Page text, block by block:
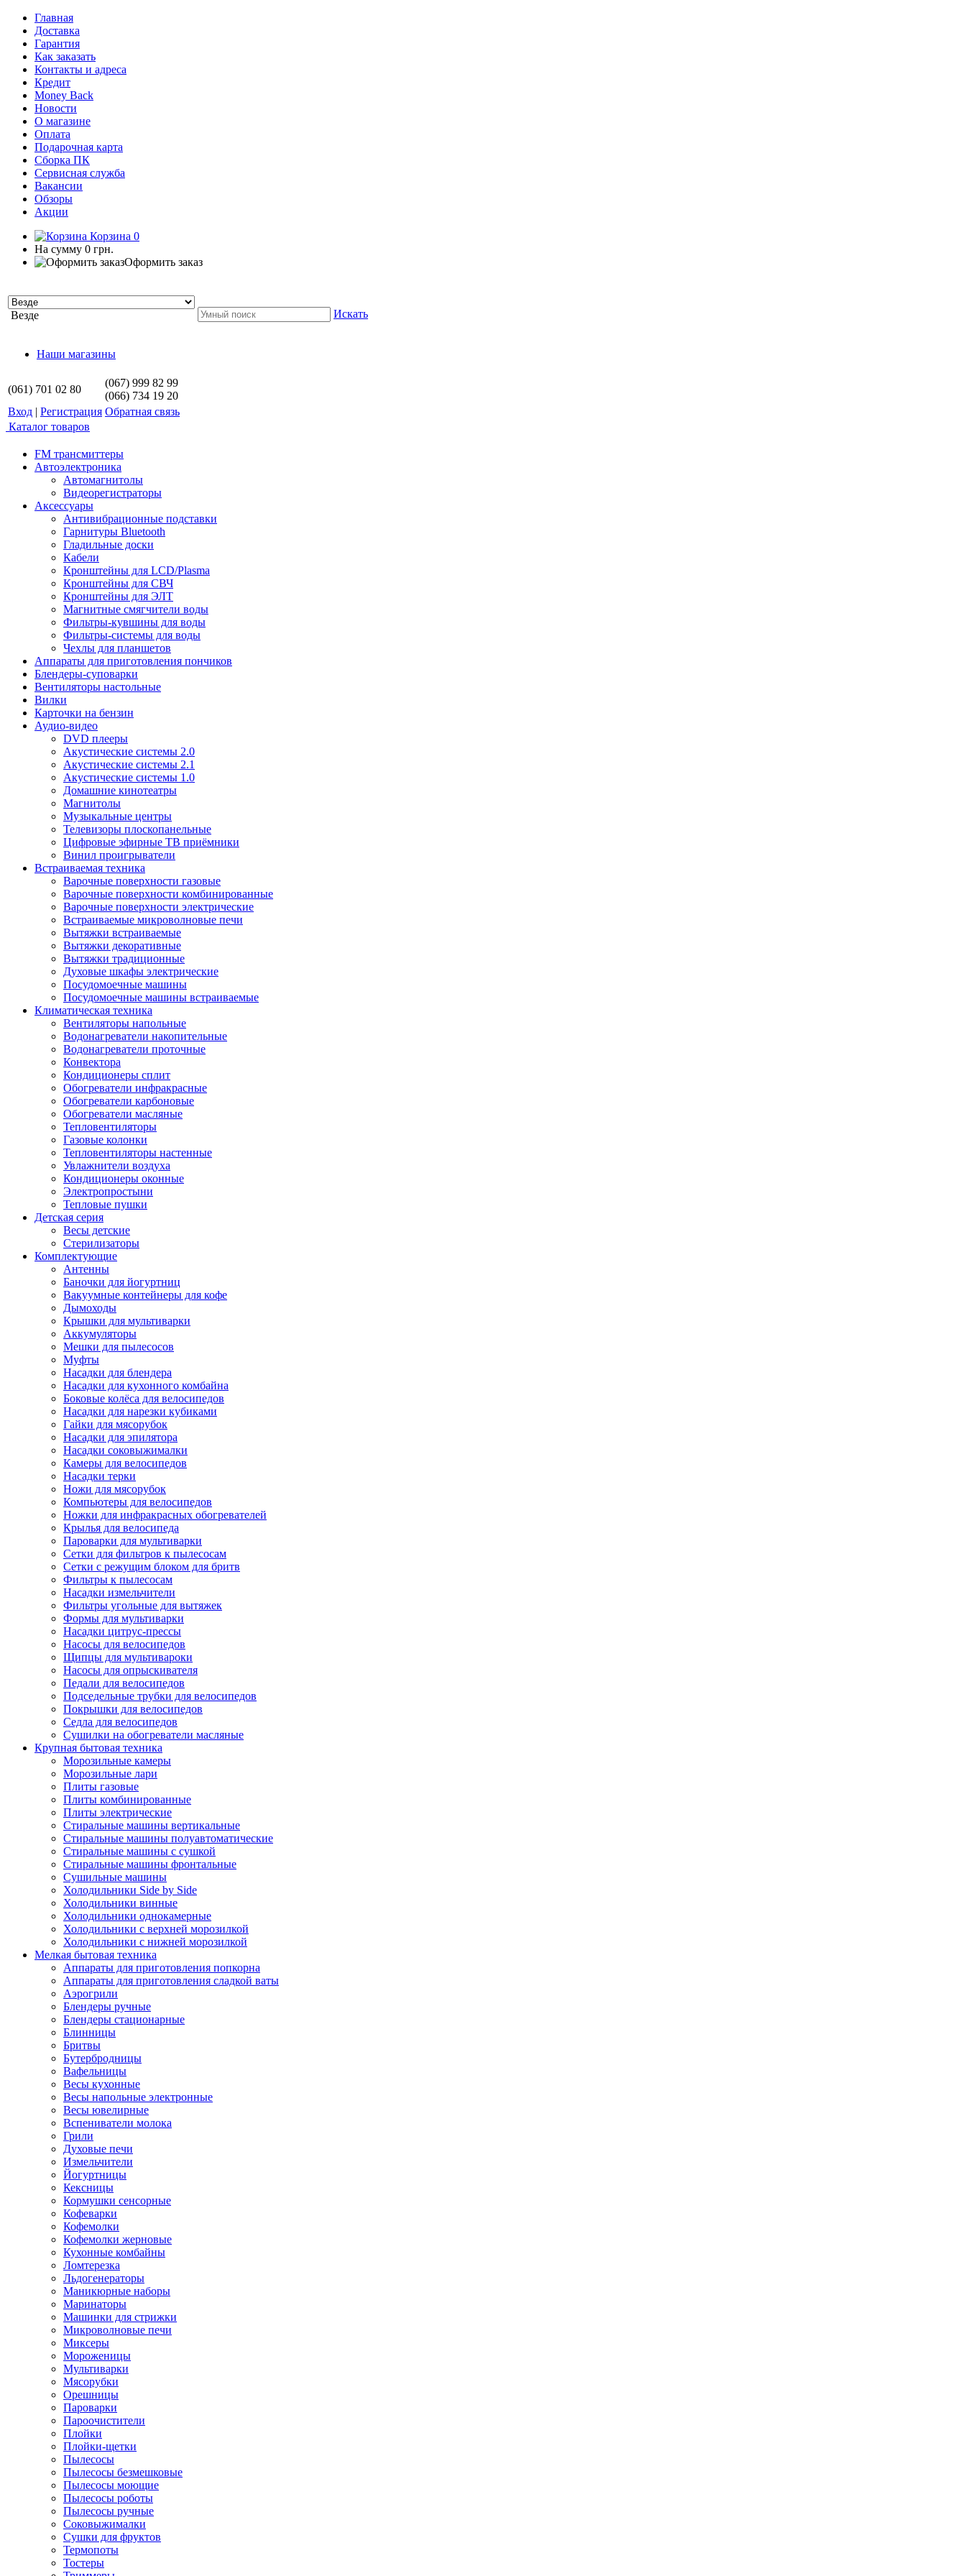
Главная
Доставка
Гарантия
Как заказать
Контакты и адреса
Кредит
Money Back
Новости
О магазине
Оплата
Подарочная карта
Сборка ПК
Сервисная служба
Вакансии
Обзоры
Акции
Корзина 0
На сумму 0 грн.
Оформить заказ
Везде Искать
Наши магазины
(061) 701 02 80
(067) 999 82 99
(066) 734 19 20
Вход | Регистрация Обратная связь
Каталог товаров
FM трансмиттеры
Автоэлектроника
Автомагнитолы
Видеорегистраторы
Аксессуары
Антивибрационные подставки
Гарнитуры Bluetooth
Гладильные доски
Кабели
Кронштейны для LCD/Plasma
Кронштейны для СВЧ
Кронштейны для ЭЛТ
Магнитные смягчители воды
Фильтры-кувшины для воды
Фильтры-системы для воды
Чехлы для планшетов
Аппараты для приготовления пончиков
Блендеры-суповарки
Вентиляторы настольные
Вилки
Карточки на бензин
Аудио-видео
DVD плееры
Акустические системы 2.0
Акустические системы 2.1
Акустические системы 1.0
Домашние кинотеатры
Магнитолы
Музыкальные центры
Телевизоры плоскопанельные
Цифровые эфирные ТВ приёмники
Винил проигрыватели
Встраиваемая техника
Варочные поверхности газовые
Варочные поверхности комбинированные
Варочные поверхности электрические
Встраиваемые микроволновые печи
Вытяжки встраиваемые
Вытяжки декоративные
Вытяжки традиционные
Духовые шкафы электрические
Посудомоечные машины
Посудомоечные машины встраиваемые
Климатическая техника
Вентиляторы напольные
Водонагреватели накопительные
Водонагреватели проточные
Конвектора
Кондиционеры сплит
Обогреватели инфракрасные
Обогреватели карбоновые
Обогреватели масляные
Тепловентиляторы
Газовые колонки
Тепловентиляторы настенные
Увлажнители воздуха
Кондиционеры оконные
Электропростыни
Тепловые пушки
Детская серия
Весы детские
Стерилизаторы
Комплектующие
Антенны
Баночки для йогуртниц
Вакуумные контейнеры для кофе
Дымоходы
Крышки для мультиварки
Аккумуляторы
Мешки для пылесосов
Муфты
Насадки для блендера
Насадки для кухонного комбайна
Боковые колёса для велосипедов
Насадки для нарезки кубиками
Гайки для мясорубок
Насадки для эпилятора
Насадки соковыжималки
Камеры для велосипедов
Насадки терки
Ножи для мясорубок
Компьютеры для велосипедов
Ножки для инфракрасных обогревателей
Крылья для велосипеда
Пароварки для мультиварки
Сетки для фильтров к пылесосам
Сетки с режущим блоком для бритв
Фильтры к пылесосам
Насадки измельчители
Фильтры угольные для вытяжек
Формы для мультиварки
Насадки цитрус-прессы
Насосы для велосипедов
Щипцы для мультивароки
Насосы для опрыскивателя
Педали для велосипедов
Подседельные трубки для велосипедов
Покрышки для велосипедов
Седла для велосипедов
Сушилки на обогреватели масляные
Крупная бытовая техника
Морозильные камеры
Морозильные лари
Плиты газовые
Плиты комбинированные
Плиты электрические
Стиральные машины вертикальные
Стиральные машины полуавтоматические
Стиральные машины с сушкой
Стиральные машины фронтальные
Сушильные машины
Холодильники Side by Side
Холодильники винные
Холодильники однокамерные
Холодильники с верхней морозилкой
Холодильники с нижней морозилкой
Мелкая бытовая техника
Аппараты для приготовления попкорна
Аппараты для приготовления сладкой ваты
Аэрогрили
Блендеры ручные
Блендеры стационарные
Блинницы
Бритвы
Бутербродницы
Вафельницы
Весы кухонные
Весы напольные электронные
Весы ювелирные
Вспениватели молока
Грили
Духовые печи
Измельчители
Йогуртницы
Кексницы
Кормушки сенсорные
Кофеварки
Кофемолки
Кофемолки жерновые
Кухонные комбайны
Ломтерезка
Льдогенераторы
Маникюрные наборы
Маринаторы
Машинки для стрижки
Микроволновые печи
Миксеры
Мороженицы
Мультиварки
Мясорубки
Орешницы
Пароварки
Пароочистители
Плойки
Плойки-щетки
Пылесосы
Пылесосы безмешковые
Пылесосы моющие
Пылесосы роботы
Пылесосы ручные
Соковыжималки
Сушки для фруктов
Термопоты
Тостеры